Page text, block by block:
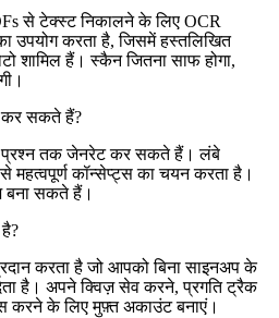
से टेक्स्ट निकालने के लिए OCR
उपयोग करता है, जिसमें हस्तलिखित
शामिल हैं। स्कैन जितना साफ होगा,
कर सकते हैं?
प्रश्न तक जेनरेट कर सकते हैं। लंबे
महत्वपूर्ण कॉन्सेप्ट्स का चयन करता है।
बना सकते हैं।
करता है जो आपको बिना साइनअप के
है। अपने क्विज़ सेव करने, प्रगति ट्रैक
करने के लिए मुफ़्त अकाउंट बनाएं।